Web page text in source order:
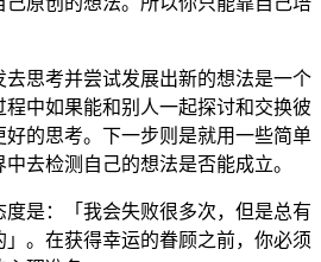
去思考并尝试发展出新的想法是一个
中如果能和别人一起探讨和交换彼
好的思考。下一步则是就用一些简单
去检测自己的想法是否能成立。
是：「我会失败很多次，但是总有
。在获得幸运的眷顾之前，你必须